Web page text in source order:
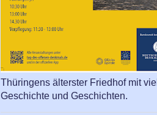
Thüringens älterster Friedhof mit viel
Geschichte und Geschichten.